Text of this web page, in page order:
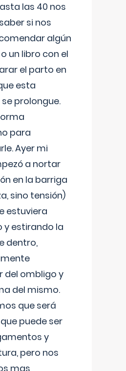
las 40 nos
si nos
algún
un libro con el
el parto en
esta
prolongue.
para
Ayer mi
a nortar
en la barriga
sino tensión)
estuviera
y estirando la
dentro,
del ombligo y
del mismo.
que será
puede ser
y
pero nos
mas